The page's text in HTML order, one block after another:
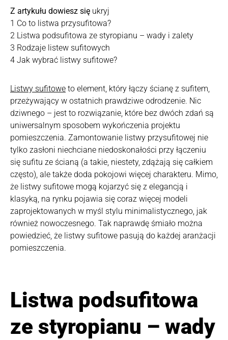
Z artykułu dowiesz się ukryj
1 Co to listwa przysufitowa?
2 Listwa podsufitowa ze styropianu – wady i zalety
3 Rodzaje listew sufitowych
4 Jak wybrać listwy sufitowe?
Listwy sufitowe to element, który łączy ścianę z sufitem,
przeżywający w ostatnich prawdziwe odrodzenie. Nic
dziwnego – jest to rozwiązanie, które bez dwóch zdań są
uniwersalnym sposobem wykończenia projektu
pomieszczenia. Zamontowanie listwy przysufitowej nie
tylko zasłoni niechciane niedoskonałości przy łączeniu
się sufitu ze ścianą (a takie, niestety, zdążają się całkiem
często), ale także doda pokojowi więcej charakteru. Mimo,
że listwy sufitowe mogą kojarzyć się z elegancją i
klasyką, na rynku pojawia się coraz więcej modeli
zaprojektowanych w myśl stylu minimalistycznego, jak
również nowoczesnego. Tak naprawdę śmiało można
powiedzieć, że listwy sufitowe pasują do każdej aranżacji
pomieszczenia.
Listwa podsufitowa
ze styropianu – wady